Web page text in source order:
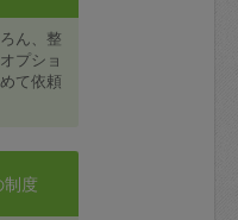
ん、整
プショ
て依頼
度